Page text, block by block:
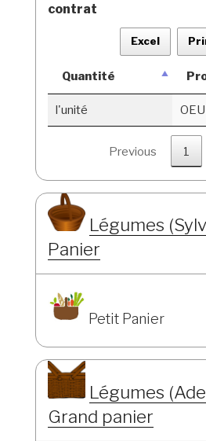
contrat
Excel
Quantité
l'unité
Previous 1
Légumes
Panier
Petit Panier
Légumes
Grand panier